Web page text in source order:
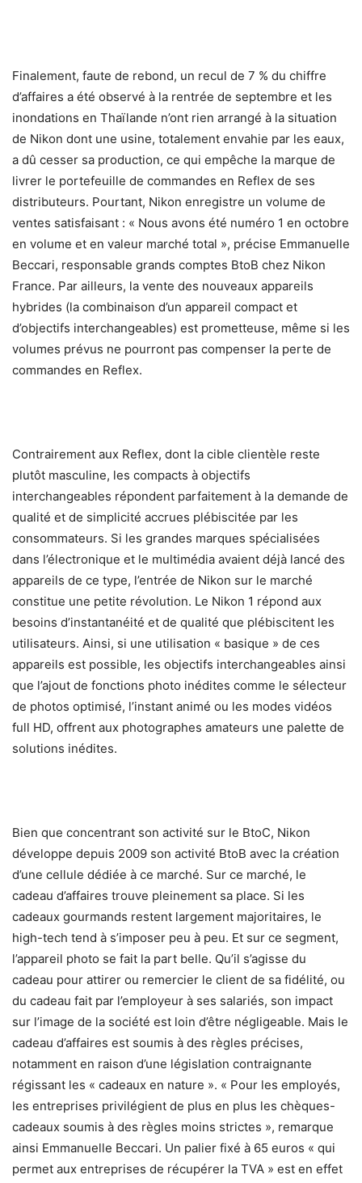
Finalement, faute de rebond, un recul de 7 % du chiffre
d’affaires a été observé à la rentrée de septembre et les
inondations en Thaïlande n’ont rien arrangé à la situation
de Nikon dont une usine, totalement envahie par les eaux,
a dû cesser sa production, ce qui empêche la marque de
livrer le portefeuille de commandes en Reflex de ses
distributeurs. Pourtant, Nikon enregistre un volume de
ventes satisfaisant : « Nous avons été numéro 1 en octobre
en volume et en valeur marché total », précise Emmanuelle
Beccari, responsable grands comptes BtoB chez Nikon
France. Par ailleurs, la vente des nouveaux appareils
hybrides (la combinaison d’un appareil compact et
d’objectifs interchangeables) est prometteuse, même si les
volumes prévus ne pourront pas compenser la perte de
commandes en Reflex.
Contrairement aux Reflex, dont la cible clientèle reste
plutôt masculine, les compacts à objectifs
interchangeables répondent parfaitement à la demande de
qualité et de simplicité accrues plébiscitée par les
consommateurs. Si les grandes marques spécialisées
dans l’électronique et le multimédia avaient déjà lancé des
appareils de ce type, l’entrée de Nikon sur le marché
constitue une petite révolution. Le Nikon 1 répond aux
besoins d’instantanéité et de qualité que plébiscitent les
utilisateurs. Ainsi, si une utilisation « basique » de ces
appareils est possible, les objectifs interchangeables ainsi
que l’ajout de fonctions photo inédites comme le sélecteur
de photos optimisé, l’instant animé ou les modes vidéos
full HD, offrent aux photographes amateurs une palette de
solutions inédites.
Bien que concentrant son activité sur le BtoC, Nikon
développe depuis 2009 son activité BtoB avec la création
d’une cellule dédiée à ce marché. Sur ce marché, le
cadeau d’affaires trouve pleinement sa place. Si les
cadeaux gourmands restent largement majoritaires, le
high-tech tend à s’imposer peu à peu. Et sur ce segment,
l’appareil photo se fait la part belle. Qu’il s’agisse du
cadeau pour attirer ou remercier le client de sa fidélité, ou
du cadeau fait par l’employeur à ses salariés, son impact
sur l’image de la société est loin d’être négligeable. Mais le
cadeau d’affaires est soumis à des règles précises,
notamment en raison d’une législation contraignante
régissant les « cadeaux en nature ». « Pour les employés,
les entreprises privilégient de plus en plus les chèques-
cadeaux soumis à des règles moins strictes », remarque
ainsi Emmanuelle Beccari. Un palier fixé à 65 euros « qui
permet aux entreprises de récupérer la TVA » est en effet